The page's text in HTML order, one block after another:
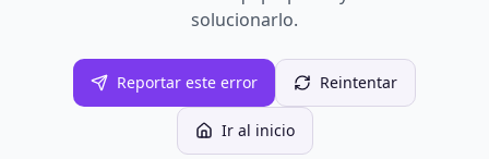
solucionarlo.
Reportar este error Reintentar
Ir al inicio